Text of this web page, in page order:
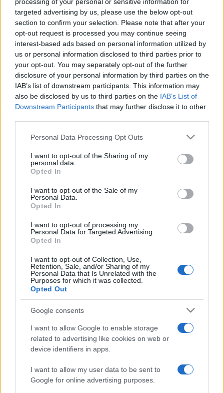
processing of your personal or sensitive information for
targeted advertising by us, please use the below opt-out
section to confirm your selection. Please note that after your
opt-out request is processed you may continue seeing
interest-based ads based on personal information utilized by
us or personal information disclosed to third parties prior to
your opt-out. You may separately opt-out of the further
disclosure of your personal information by third parties on the
IAB’s list of downstream participants. This information may
also be disclosed by us to third parties on the IAB’s List of
Downstream Participants that may further disclose it to other
Please note that this website/app uses one or more Google
not limited to your visit or usage behaviour. You may click to
grant or deny consent to Google and its third-party tags to
use your data for below specified purposes in below Google
consent section.
Personal Data Processing Opt Outs
I want to opt-out of the Sharing of my
personal data.
Opted In
I want to opt-out of the Sale of my
Personal Data.
Opted In
I want to opt-out of processing my
Personal Data for Targeted Advertising.
Opted In
I want to opt-out of Collection, Use,
Retention, Sale, and/or Sharing of my
Personal Data that Is Unrelated with the
Purposes for which it was collected.
Opted Out
Google consents
I want to allow Google to enable storage
related to advertising like cookies on web or
device identifiers in apps.
I want to allow my user data to be sent to
Google for online advertising purposes.
regényeit több mint kétmilliárd példányban adták el
világszerte. Írásaiból továbbra is számos televíziós
produkció készül.
Mint az Abacus ügyvezető igazgatója, Jonathan Ford
elmondta: Suchet az egyes országokban felfedezi azokat a
helyszíneket, ahol Christie megfordult, és bemutatja azokat
az embereket, akikkel találkozott, és akik végül
szereplőként meg is jelentek a műveiben vagy inspirálták őt.
HERCULE POIROT
MEGOSZTÁS
EZ IS ÉRDEKELHETI
EGYÉB
Kenneth Branagh újabb Hercule Poirot-
filmet forgat
Kenneth Branagh újabb Agatha Christie-krimiből készít
filmet: Poirot ezúttal Velencében nyomoz.